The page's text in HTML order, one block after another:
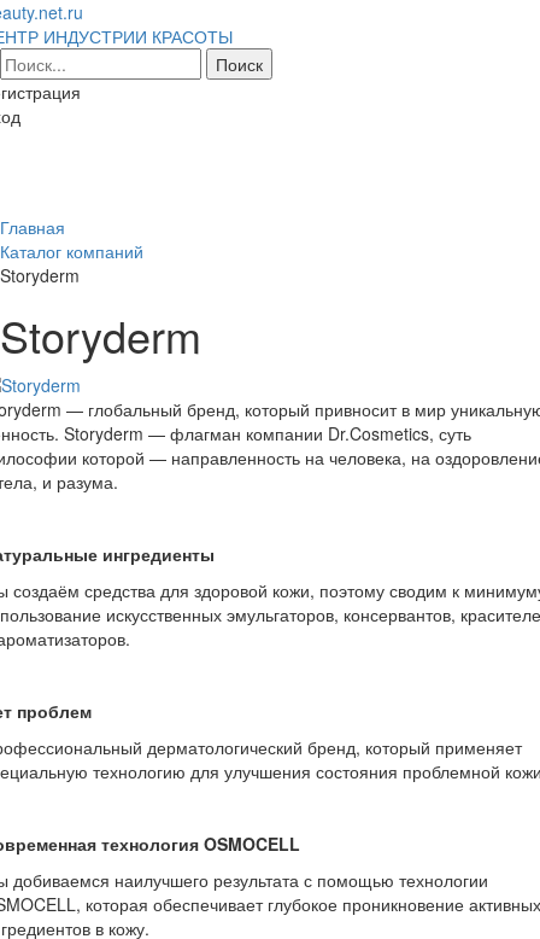
ИНДУСТРИИ КРАСОТЫ
Главная
Каталог компаний
Storyderm
Storyderm
— глобальный бренд, который привносит в мир
Storyderm — флагман компании Dr.Cosmetics, суть
которой — направленность на человека, на
и разума.
ингредиенты
создаём средства для здоровой кожи, поэтому сводим к
искусственных эмульгаторов, консервантов,
проблем
дерматологический бренд, который применяет
технологию для улучшения состояния проблемной
технология OSMOCELL
добиваемся наилучшего результата с помощью технологии
которая обеспечивает глубокое проникновение активных
в кожу.